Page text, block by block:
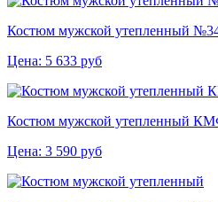
Костюм мужской утепленный
Цена: 5 633 руб
Костюм мужской утепленный
Цена: 3 590 руб